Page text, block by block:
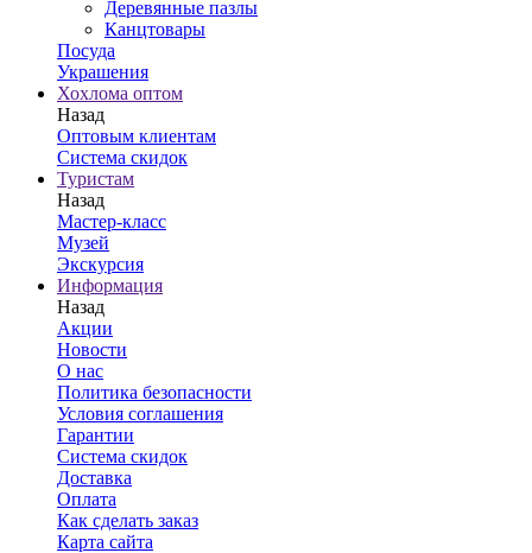
Деревянные пазлы
Канцтовары
Посуда
Украшения
Хохлома оптом
Назад
Оптовым клиентам
Система скидок
Туристам
Назад
Мастер-класс
Музей
Экскурсия
Информация
Назад
Акции
Новости
О нас
Политика безопасности
Условия соглашения
Гарантии
Система скидок
Доставка
Оплата
Как сделать заказ
Карта сайта